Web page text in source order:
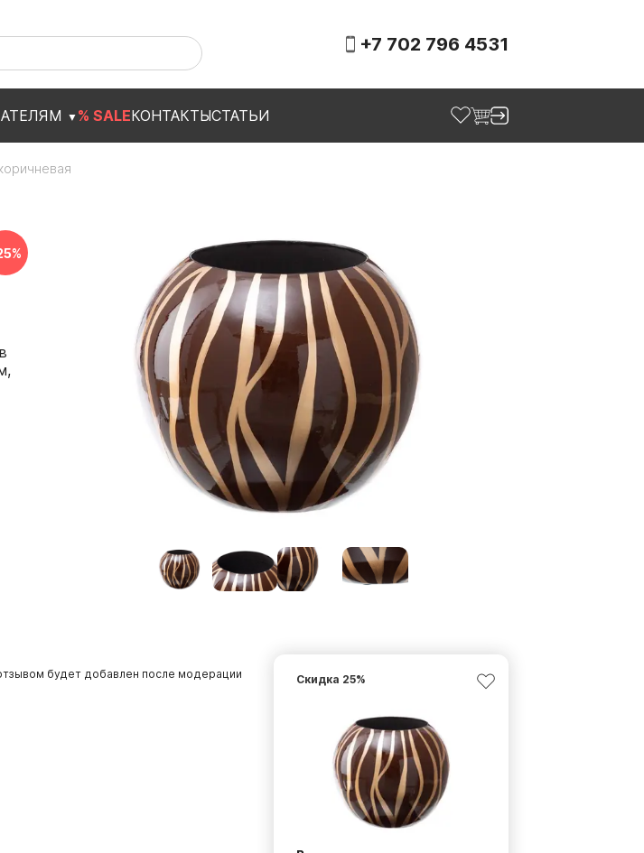
+7 702 796 4531
▼ % SALEКОНТАКТЫСТАТЬИ
%
будет добавлен после модерации
Скидка 25%